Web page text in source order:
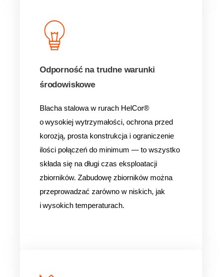
Odporność na trudne warunki
środowiskowe
Blacha stalowa w rurach HelCor®
o wysokiej wytrzymałości, ochrona przed
korozją, prosta konstrukcja i ograniczenie
ilości połączeń do minimum — to wszystko
składa się na długi czas eksploatacji
zbiorników. Zabudowę zbiorników można
przeprowadzać zarówno w niskich, jak
i wysokich temperaturach.